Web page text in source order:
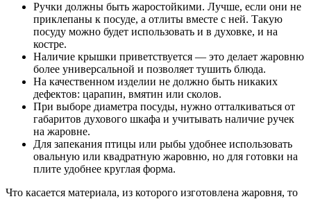
Ручки должны быть жаростойкими. Лучше, если они не
приклепаны к посуде, а отлиты вместе с ней. Такую
посуду можно будет использовать и в духовке, и на
костре.
Наличие крышки приветствуется — это делает жаровню
более универсальной и позволяет тушить блюда.
На качественном изделии не должно быть никаких
дефектов: царапин, вмятин или сколов.
При выборе диаметра посуды, нужно отталкиваться от
габаритов духового шкафа и учитывать наличие ручек
на жаровне.
Для запекания птицы или рыбы удобнее использовать
овальную или квадратную жаровню, но для готовки на
плите удобнее круглая форма.
Что касается материала, из которого изготовлена жаровня, то